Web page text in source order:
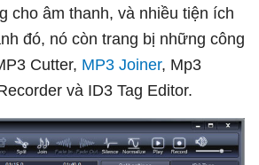
cho âm thanh, và nhiều tiện ích
đó, nó còn trang bị những công
Cutter, MP3 Joiner, Mp3
và ID3 Tag Editor.